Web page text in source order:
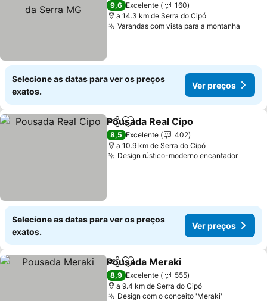
9,6 Excelente
160
a 14.3 km de Serra do Cipó
Varandas com vista para a montanha
Selecione as datas para ver os preços
exatos.
Ver preços
PartilharAdicionar aos favoritos
Pousada Real Cipo
8,5 Excelente
402
a 10.9 km de Serra do Cipó
Design rústico-moderno encantador
Selecione as datas para ver os preços
exatos.
Ver preços
PartilharAdicionar aos favoritos
Pousada Meraki
8,9 Excelente
555
a 9.4 km de Serra do Cipó
Design com o conceito 'Meraki'